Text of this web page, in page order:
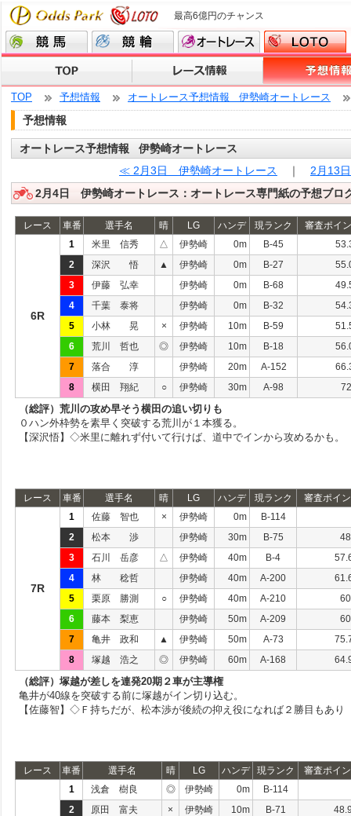
最高6億円のチャンス
TOP 予想情報 オートレース予想情報 伊勢崎オートレース
予想情報
オートレース予想情報 伊勢崎オートレース
≪ 2月3日 伊勢崎オートレース
｜
2月13
2月4日 伊勢崎オートレース：オートレース専門紙の予想ブロ
レース 車番 選手名 晴 LG ハンデ 現ランク 審査ポイ
6R
1 米里 信秀 △ 伊勢崎 0m B-45
2
深沢 悟 ▲ 伊勢崎 0m B-27
3
伊藤 弘幸 伊勢崎 0m B-68
4
千葉 泰将 伊勢崎 0m B-32
5
小林 晃 × 伊勢崎 10m B-59
6
荒川 哲也 ◎ 伊勢崎 10m B-18
7
落合 淳 伊勢崎 20m A-152
8
横田 翔紀 ○ 伊勢崎 30m A-98
（総評）荒川の攻め早そう横田の追い切りも
０ハン外枠勢を素早く突破する荒川が１本獲る。
【深沢悟】◇米里に離れず付いて行けば、道中でインから攻めるかも。
レース 車番 選手名 晴 LG ハンデ 現ランク 審査ポイ
7R
1 佐藤 智也 × 伊勢崎 0m
B-114
2
松本 渉 伊勢崎 30m B-75
3
石川 岳彦 △ 伊勢崎 40m B-4
4
林 稔哲 伊勢崎 40m A-200
5
栗原 勝測 ○ 伊勢崎 40m A-210
6
藤本 梨恵 伊勢崎 50m A-209
7
亀井 政和 ▲ 伊勢崎 50m A-73
8
塚越 浩之 ◎ 伊勢崎 60m A-168
（総評）塚越が差しを連発20期２車が主導権
亀井が40線を突破する前に塚越がイン切り込む。
【佐藤智】◇Ｆ持ちだが、松本渉が後続の抑え役になれば２勝目もあり
レース 車番 選手名 晴 LG ハンデ 現ランク 審査ポイ
1 浅倉 樹良 ◎ 伊勢崎 0m
B-114
2
原田 富夫 × 伊勢崎 10m B-71